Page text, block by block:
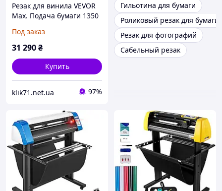
Резак для винила VEVOR
Max. Подача бумаги 1350
макс. Ширина резки 1260
мм, Скорость резки на
Под заказ
31 290₴
Купить
klik71.net.ua 97%
Гильотина для бумаги
Роликовый резак для бумаги
Резак для фотографий
Сабельный резак